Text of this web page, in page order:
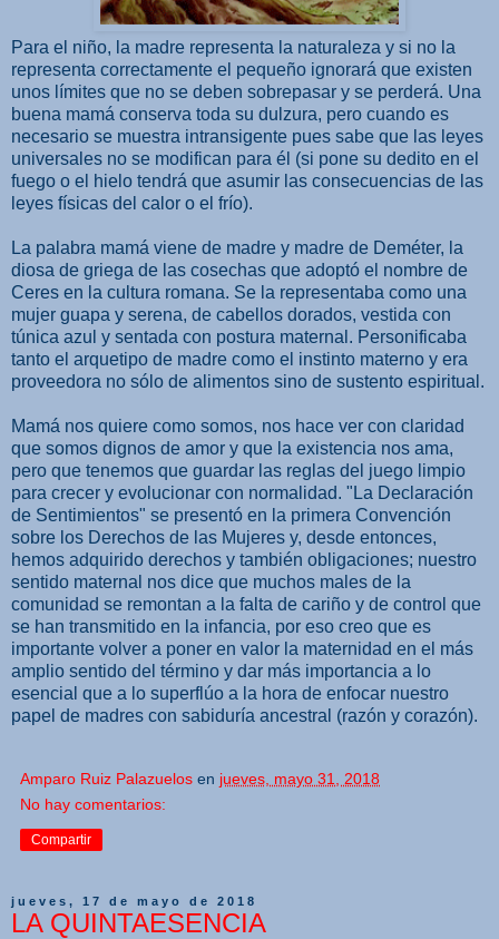
Para el niño, la madre representa la naturaleza y si no la
representa correctamente el pequeño ignorará que existen
unos límites que no se deben sobrepasar y se perderá. Una
buena mamá conserva toda su dulzura, pero cuando es
necesario se muestra intransigente pues sabe que las leyes
universales no se modifican para él (si pone su dedito en el
fuego o el hielo tendrá que asumir las consecuencias de las
leyes físicas del calor o el frío).
La palabra mamá viene de madre y madre de Deméter, la
diosa de griega de las cosechas que adoptó el nombre de
Ceres en la cultura romana. Se la representaba como una
mujer guapa y serena, de cabellos dorados, vestida con
túnica azul y sentada con postura maternal. Personificaba
tanto el arquetipo de madre como el instinto materno y era
proveedora no sólo de alimentos sino de sustento espiritual.
Mamá nos quiere como somos, nos hace ver con claridad
que somos dignos de amor y que la existencia nos ama,
pero que tenemos que guardar las reglas del juego limpio
para crecer y evolucionar con normalidad. "La Declaración
de Sentimientos" se presentó en la primera Convención
sobre los Derechos de las Mujeres y, desde entonces,
hemos adquirido derechos y también obligaciones; nuestro
sentido maternal nos dice que muchos males de la
comunidad se remontan a la falta de cariño y de control que
se han transmitido en la infancia, por eso creo que es
importante volver a poner en valor la maternidad en el más
amplio sentido del término y dar más importancia a lo
esencial que a lo superflúo a la hora de enfocar nuestro
papel de madres con sabiduría ancestral (razón y corazón).
Amparo Ruiz Palazuelos en jueves, mayo 31, 2018
No hay comentarios:
Compartir
jueves, 17 de mayo de 2018
LA QUINTAESENCIA